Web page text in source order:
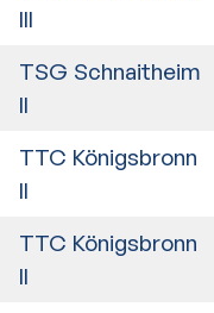
III
TSG Schnaitheim
II
TTC Königsbronn
II
TTC Königsbronn
II